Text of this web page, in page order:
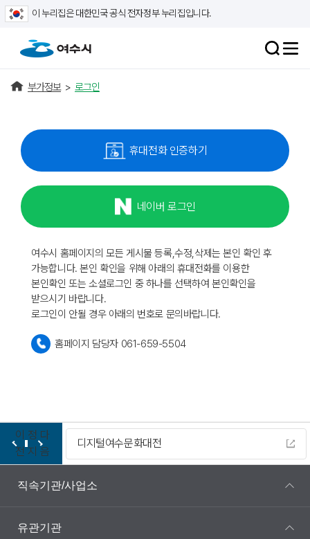
이 누리집은 대한민국 공식 전자정부 누리집입니다.
부가정보 > 로그인
휴대전화 인증하기
네이버 로그인
여수시 홈페이지의 모든 게시물 등록,수정,삭제는 본인 확인 후
가능합니다. 본인 확인을 위해 아래의 휴대전화를 이용한
본인확인 또는 소셜로그인 중 하나를 선택하여 본인확인을
받으시기 바랍니다.
로그인이 안될 경우 아래의 번호로 문의바랍니다.
홈페이지 담당자 061-659-5504
이
전
정
지
다
음
디지털여수문화대전
직속기관/사업소
유관기관